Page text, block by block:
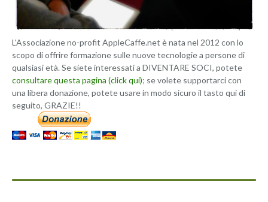
L'Associazione no-profit AppleCaffe.net è nata nel 2012 con lo
scopo di offrire formazione sulle nuove tecnologie a persone di
qualsiasi età. Se siete interessati a DIVENTARE SOCI, potete
consultare questa pagina (click qui); se volete supportarci con
una libera donazione, potete usare in modo sicuro il tasto qui di
seguito, GRAZIE!!